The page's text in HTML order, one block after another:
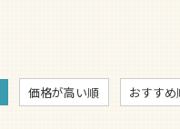
価格が高い順 おすすめ